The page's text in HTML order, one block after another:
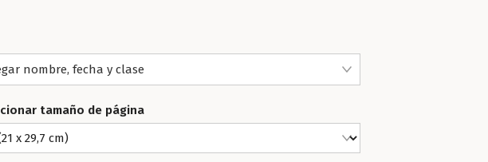
nombre, fecha y clase
tamaño de página